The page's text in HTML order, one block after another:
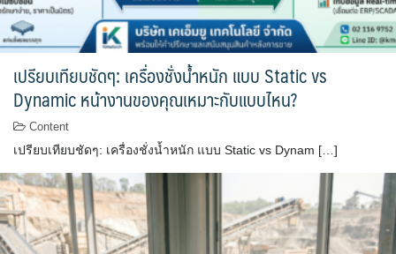
เปรียบเทียบชัดๆ: เครื่องชั่งน้ำหนัก แบบ Static vs
Dynamic หน้างานของคุณเหมาะกับแบบไหน?
Content
เปรียบเทียบชัดๆ: เครื่องชั่งน้ำหนัก แบบ Static vs Dynam […]